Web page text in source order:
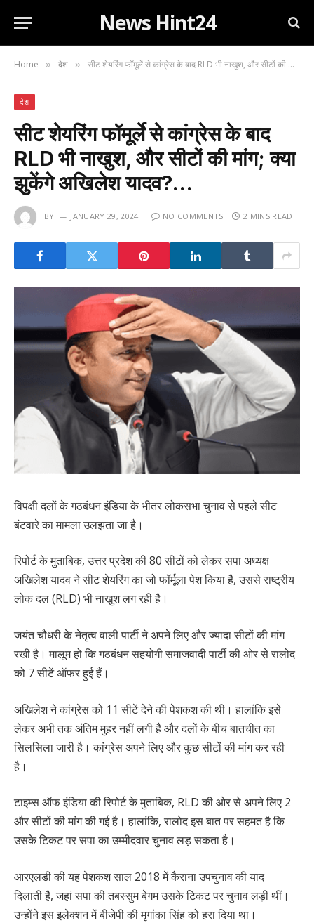
News Hint24
Home » देश » सीट शेयरिंग फॉमूर्ले से कांग्रेस के बाद RLD भी नाखुश, और सीटों की मांग; क्या झुकेंगे अखिलेश यादव?…
देश
सीट शेयरिंग फॉमूर्ले से कांग्रेस के बाद
RLD भी नाखुश, और सीटों की मांग; क्या
झुकेंगे अखिलेश यादव?…
BY JANUARY 29, 2024 NO COMMENTS 2 MINS READ
विपक्षी दलों के गठबंधन इंडिया के भीतर लोकसभा चुनाव से पहले सीट
बंटवारे का मामला उलझता जा है।
रिपोर्ट के मुताबिक, उत्तर प्रदेश की 80 सीटों को लेकर सपा अध्यक्ष
अखिलेश यादव ने सीट शेयरिंग का जो फॉर्मूला पेश किया है, उससे राष्ट्रीय
लोक दल (RLD) भी नाखुश लग रही है।
जयंत चौधरी के नेतृत्व वाली पार्टी ने अपने लिए और ज्यादा सीटों की मांग
रखी है। मालूम हो कि गठबंधन सहयोगी समाजवादी पार्टी की ओर से रालोद
को 7 सीटें ऑफर हुई हैं।
अखिलेश ने कांग्रेस को 11 सीटें देने की पेशकश की थी। हालांकि इसे
लेकर अभी तक अंतिम मुहर नहीं लगी है और दलों के बीच बातचीत का
सिलसिला जारी है। कांग्रेस अपने लिए और कुछ सीटों की मांग कर रही
है।
टाइम्स ऑफ इंडिया की रिपोर्ट के मुताबिक, RLD की ओर से अपने लिए 2
और सीटों की मांग की गई है। हालांकि, रालोद इस बात पर सहमत है कि
उसके टिकट पर सपा का उम्मीदवार चुनाव लड़ सकता है।
आरएलडी की यह पेशकश साल 2018 में कैराना उपचुनाव की याद
दिलाती है, जहां सपा की तबस्सुम बेगम उसके टिकट पर चुनाव लड़ी थीं।
उन्होंने इस इलेक्शन में बीजेपी की मृगांका सिंह को हरा दिया था।